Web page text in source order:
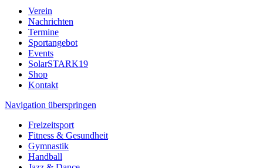
Verein
Nachrichten
Termine
Sportangebot
Events
SolarSTARK19
Shop
Kontakt
Navigation überspringen
Freizeitsport
Fitness & Gesundheit
Gymnastik
Handball